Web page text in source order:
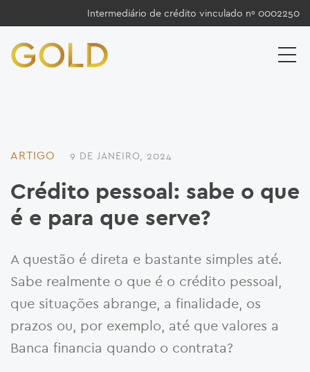
Intermediário de crédito vinculado nº 0002250
ARTIGO 9 DE JANEIRO, 2024
Crédito pessoal: sabe o que
é e para que serve?
A questão é direta e bastante simples até.
Sabe realmente o que é o crédito pessoal,
que situações abrange, a finalidade, os
prazos ou, por exemplo, até que valores a
Banca financia quando o contrata?